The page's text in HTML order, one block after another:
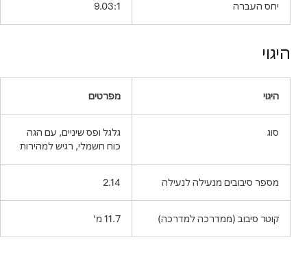
יחס העברה 9.03:1
היגוי
מפרטים
גלגל ופס שיניים, עם הגה
כוח חשמלי, רגיש למהירות
מספר סיבובים מנעילה לנעילה 2.14
קוטר סיבוב (ממדרכה למדרכה)